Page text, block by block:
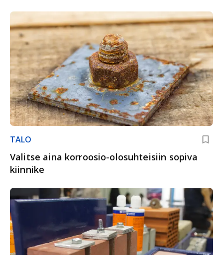
TALO
Valitse aina korroosio-olosuhteisiin sopiva
kiinnike